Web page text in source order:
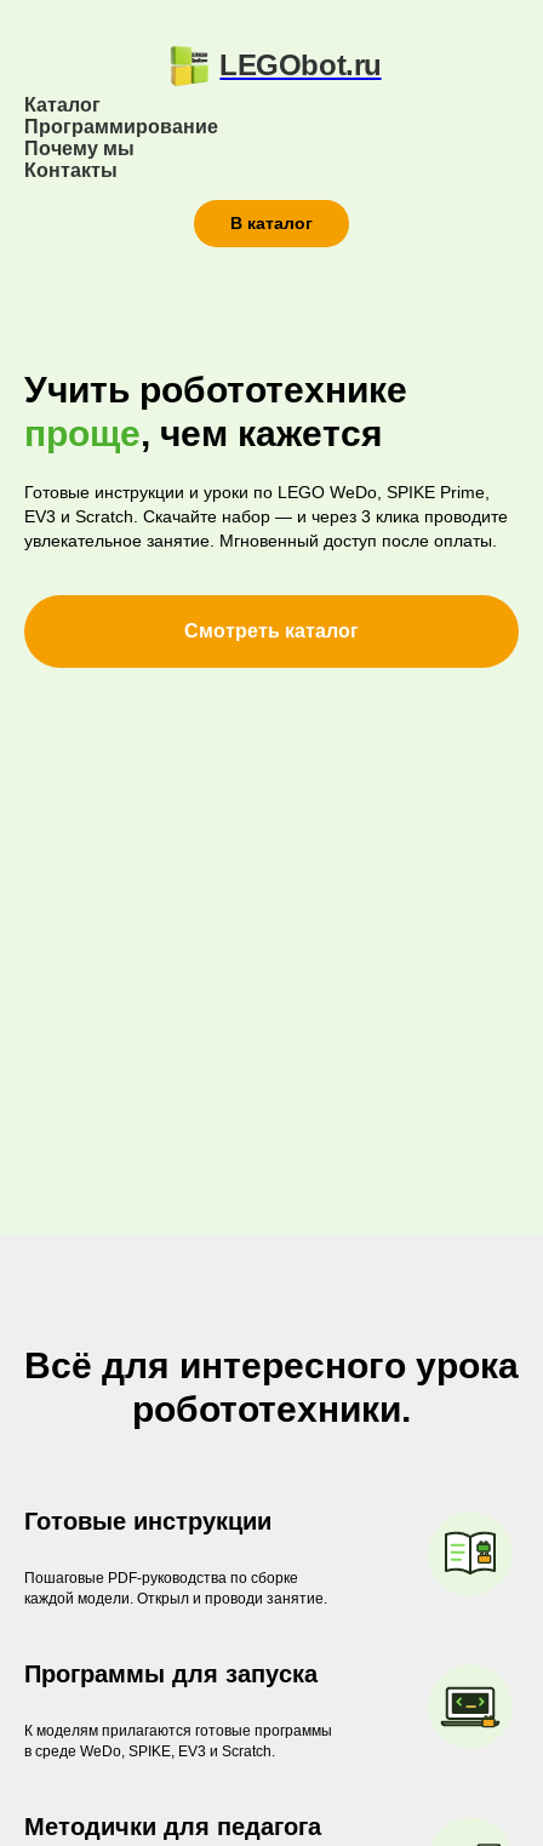
LEGObot.ru
Каталог
Программирование
Почему мы
Контакты
В каталог
Учить робототехнике
проще, чем кажется
Готовые инструкции и уроки по LEGO WeDo, SPIKE Prime,
EV3 и Scratch. Скачайте набор — и через 3 клика проводите
увлекательное занятие. Мгновенный доступ после оплаты.
Смотреть каталог
Всё для интересного урока
робототехники.
Готовые инструкции
Пошаговые PDF-руководства по сборке
каждой модели. Открыл и проводи занятие.
Программы для запуска
К моделям прилагаются готовые программы
в среде WeDo, SPIKE, EV3 и Scratch.
Методички для педагога